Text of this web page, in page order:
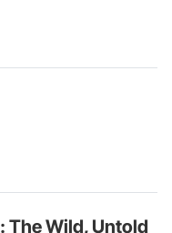
The Wild, Untold